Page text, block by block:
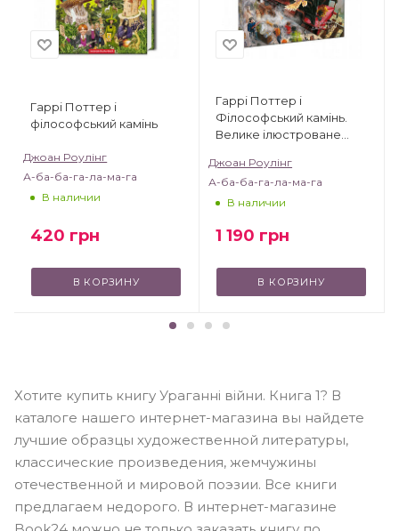
Гаррі Поттер і
філософський камінь
Джоан Роулінг
А-ба-ба-га-ла-ма-га
В наличии
420 грн
В КОРЗИНУ
Гаррі Поттер і
Філософський камінь.
Велике ілюстроване
Джоан Роулінг
А-ба-ба-га-ла-ма-га
В наличии
1 190 грн
В КОРЗИНУ
Хотите купить книгу Ураганні війни. Книга 1? В
каталоге нашего интернет-магазина вы найдете
лучшие образцы художественной литературы,
классические произведения, жемчужины
отечественной и мировой поэзии. Все книги
предлагаем недорого. В интернет-магазине